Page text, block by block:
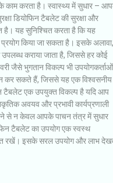
काम करता है। स्वास्थ्य में सुधार –
डियोफिन टैबलेट की सुरक्षा और
है। यह सुनिश्चित करता है कि यह
किया जा सकता है। इसके अलावा,
कराया जाता है, जिससे हर कोई
जैसे भुगतान विकल्प भी उपयोगकर्ताओं
कर सकते हैं, जिससे यह एक विश्वसनीय
टैबलेट एक उपयुक्त विकल्प है यदि आप
अवयव और प्रभावी कार्यप्रणाली
से न केवल आपके पाचन तंत्र में सुधार
टैबलेट का उपयोग एक स्वस्थ
रखें। इसके सरल उपयोग और लाभ